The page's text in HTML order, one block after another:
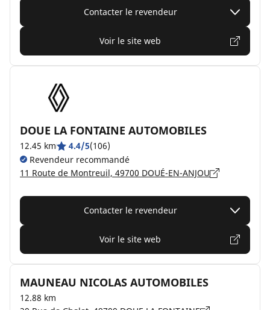
Contacter le revendeur
Voir le site web
DOUE LA FONTAINE AUTOMOBILES
12.45 km 4.4/5(106)
Revendeur recommandé
11 Route de Montreuil, 49700 DOUÉ-EN-ANJOU
Contacter le revendeur
Voir le site web
MAUNEAU NICOLAS AUTOMOBILES
12.88 km